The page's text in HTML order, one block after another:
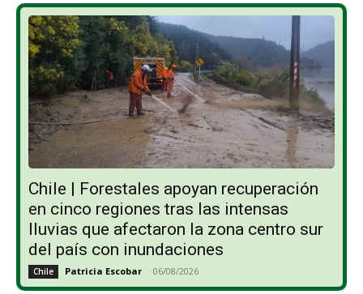
Chile | Forestales apoyan recuperación
en cinco regiones tras las intensas
lluvias que afectaron la zona centro sur
del país con inundaciones
Chile Patricia Escobar - 06/08/2026